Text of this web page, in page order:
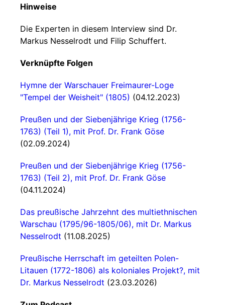
Hinweise
Die Experten in diesem Interview sind Dr.
Markus Nesselrodt und Filip Schuffert.
Verknüpfte Folgen
Hymne der Warschauer Freimaurer-Loge
"Tempel der Weisheit" (1805) (04.12.2023)
Preußen und der Siebenjährige Krieg (1756-
1763) (Teil 1), mit Prof. Dr. Frank Göse
(02.09.2024)
Preußen und der Siebenjährige Krieg (1756-
1763) (Teil 2), mit Prof. Dr. Frank Göse
(04.11.2024)
Das preußische Jahrzehnt des multiethnischen
Warschau (1795/96-1805/06), mit Dr. Markus
Nesselrodt (11.08.2025)
Preußische Herrschaft im geteilten Polen-
Litauen (1772-1806) als koloniales Projekt?, mit
Dr. Markus Nesselrodt (23.03.2026)